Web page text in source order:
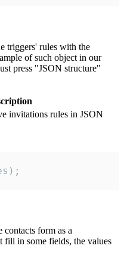
triggers' rules with the
of such object in our
press "JSON structure"
invitations rules in JSON
form as a
in some fields, the values